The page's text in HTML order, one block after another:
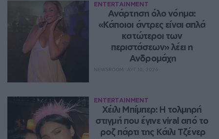
ENTERTAINMENT
Ανάρτηση όλο νόημα:
«Κάποιοι άντρες είναι απλά
κατώτεροι των
περιστάσεων» λέει η
Ανδρομάχη
ENTERTAINMENT
Χέιλι Μπίμπερ: Η τολμηρή
στιγμή που έγινε viral από το
ροζ πάρτι της Κάιλι Τζένερ